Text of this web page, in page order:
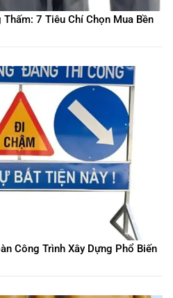
7 Tiêu Chí Chọn Mua Bền
Công Trình Xây Dựng Phổ Biến